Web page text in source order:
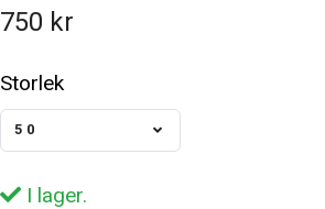
750 kr
Storlek
50
I lager.